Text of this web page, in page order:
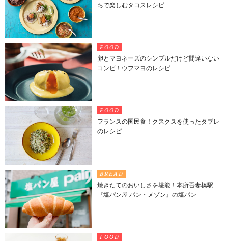
ちで楽しむタコスレシピ
FOOD
卵とマヨネーズのシンプルだけど間違いない
コンビ！ウフマヨのレシピ
FOOD
フランスの国民食！クスクスを使ったタブレ
のレシピ
BREAD
焼きたてのおいしさを堪能！本所吾妻橋駅
『塩パン屋 パン・メゾン』の塩パン
FOOD